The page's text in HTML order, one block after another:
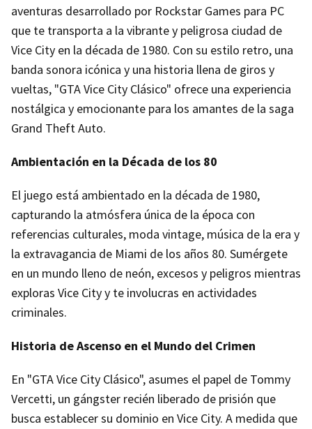
aventuras desarrollado por Rockstar Games para PC
que te transporta a la vibrante y peligrosa ciudad de
Vice City en la década de 1980. Con su estilo retro, una
banda sonora icónica y una historia llena de giros y
vueltas, "GTA Vice City Clásico" ofrece una experiencia
nostálgica y emocionante para los amantes de la saga
Grand Theft Auto.
Ambientación en la Década de los 80
El juego está ambientado en la década de 1980,
capturando la atmósfera única de la época con
referencias culturales, moda vintage, música de la era y
la extravagancia de Miami de los años 80. Sumérgete
en un mundo lleno de neón, excesos y peligros mientras
exploras Vice City y te involucras en actividades
criminales.
Historia de Ascenso en el Mundo del Crimen
En "GTA Vice City Clásico", asumes el papel de Tommy
Vercetti, un gángster recién liberado de prisión que
busca establecer su dominio en Vice City. A medida que